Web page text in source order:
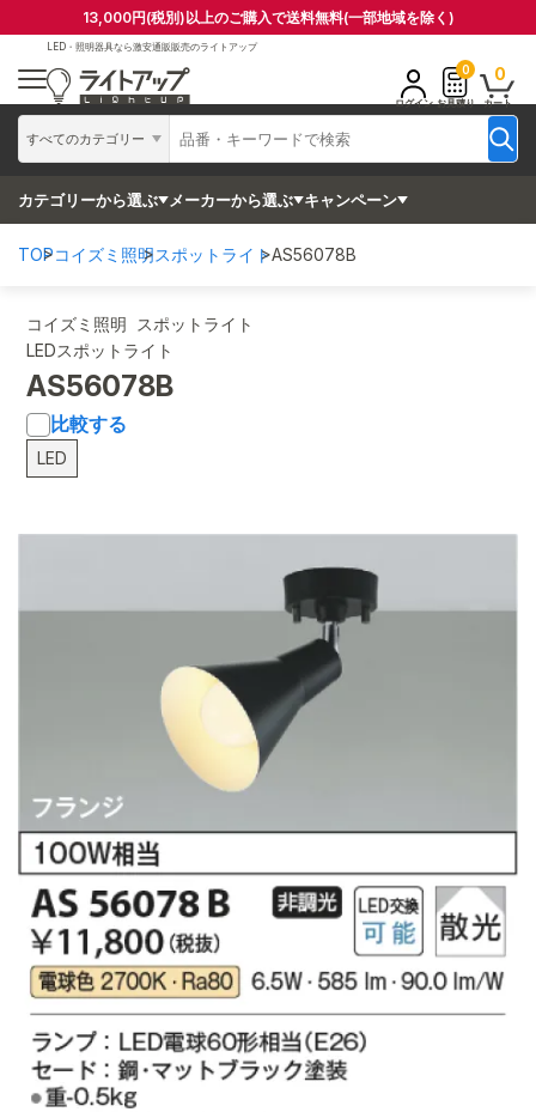
13,000円(税別)以上のご購入で送料無料(一部地域を除く)
LED・照明器具なら激安通販販売のライトアップ
すべてのカテゴリー
ログイン
0
お見積り
0
カート
カテゴリーから選ぶ メーカーから選ぶ キャンペーン
TOPコイズミ照明スポットライトAS56078B
コイズミ照明 スポットライト
LEDスポットライト
AS56078B
比較する
LED